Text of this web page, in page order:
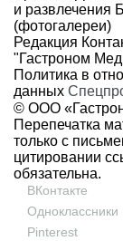
и развлечения
(фотогалереи)
Редакция
"Гастроном
Политика в
данных
© ООО
Перепечатка
только с
цитировании
обязательна.
ВКонтакте
Одноклассники
Pinterest